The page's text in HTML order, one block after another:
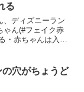
る
、ディズニーラン
ゃん(#フェイク赤
・赤ちゃんは入園
戒されづらい・購
穴がちょうど